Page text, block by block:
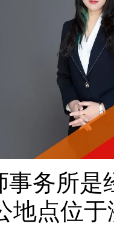
事务所
地点位